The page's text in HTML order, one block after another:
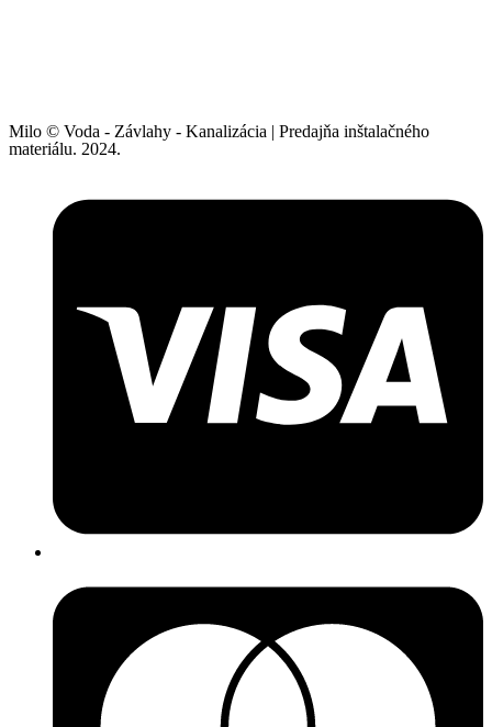
Milo © Voda - Závlahy - Kanalizácia | Predajňa inštalačného
materiálu. 2024.